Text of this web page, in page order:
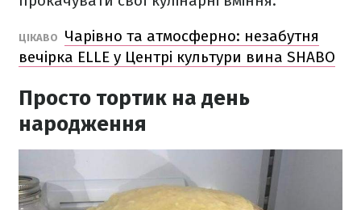
ЦІКАВО
Чарівно та атмосферно: незабутня
вечірка ELLE у Центрі культури вина SHABO
Просто тортик на день
народження